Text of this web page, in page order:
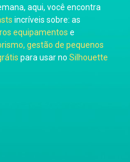
aqui, você encontra
incríveis sobre: as
equipamentos e
gestão de pequenos
para usar no Silhouette